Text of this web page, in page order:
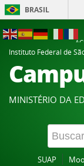
BRASIL
Instituto Federal de
MINISTÉRIO DA
SUAP